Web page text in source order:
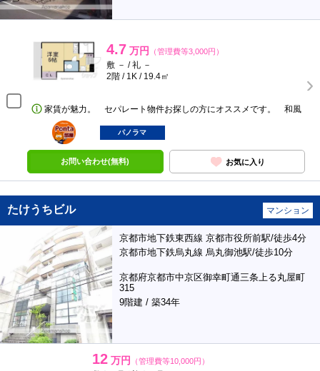
4.7 万円 （管理費等3,000円）
敷 － / 礼 －
2階 / 1K / 19.4㎡
家賃が魅力。 セパレート物件お探しの方にオススメです。 和風
ポンタ
部屋
パノラマ
お問い合わせ(無料) お気に入り
たけうちビル マンション
京都市地下鉄東西線 京都市役所前駅/徒歩4分
京都市地下鉄烏丸線 烏丸御池駅/徒歩10分
京都府京都市中京区御幸町通三条上る丸屋町
315
9階建 / 築34年
12 万円 （管理費等10,000円）